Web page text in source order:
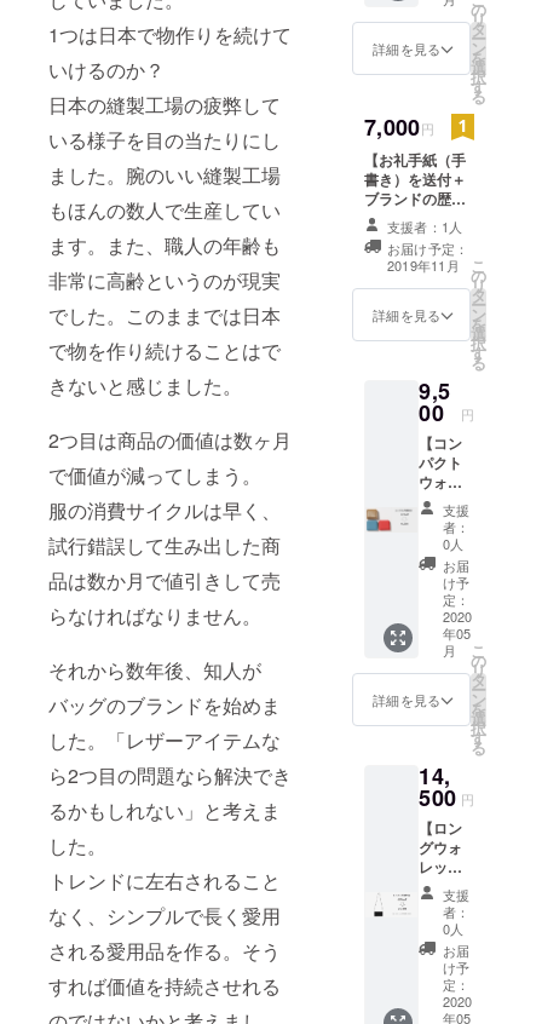
1つは日本で物作りを続けて
いけるのか？
日本の縫製工場の疲弊して
いる様子を目の当たりにし
ました。腕のいい縫製工場
もほんの数人で生産してい
ます。また、職人の年齢も
非常に高齢というのが現実
でした。このままでは日本
で物を作り続けることはで
きないと感じました。
2つ目は商品の価値は数ヶ月
で価値が減ってしまう。
服の消費サイクルは早く、
試行錯誤して生み出した商
品は数か月で値引きして売
らなければなりません。
それから数年後、知人が
バッグのブランドを始めま
した。「レザーアイテムな
ら2つ目の問題なら解決でき
るかもしれない」と考えま
した。
トレンドに左右されること
なく、シンプルで長く愛用
される愛用品を作る。そう
すれば価値を持続させれる
承していけ
るようにし
ていきま
2015年から
準備をして
きました。
事業化やブ
ランドを広
める活動な
どすること
はまだまだ
が、皆様の
お力をお貸
しいただけ
ればと思い
理由などを書い
活動への励みに
なります。
をご返
却まで
の間
ずっと
月額700
Aの商
品
1700円
→700円
レンタ
ル期間
が長く
なれば
長くな
るほど
お得で
CONSU
MERの
オンラ
インス
トアに
て）
（レン
タル開
始時の
送料が
有料の
ところ
→0円
返却時
のみご
ただき
ま
Eメール
の送付
●ブラン
ド歴史
に名前
を刻む
につい
支援
時、必
ず備考
欄にご
希望の
詳細を見る
の
リ
タ
ー
ン
を
選
択
す
る
7,000円
【お礼手紙（手
書き）を送付＋
ブランドの歴史
に名前を刻む】
お礼の手紙をお
送り致します。
加えてご支援い
ただきました支
援者様のお名前
ンド歴史に名前
を刻むについて
「※支援時、必ず
備考欄にご希望
のお名前(台帳に
名前を刻む為）
をご記入くださ
い。 名前を記載
してほしくない
場合はその旨ご
に、今回ご支援
したいと思って
いただだいた理
いただけると活
動への励みにな
支援者：1人
お届け予定：
2019年11月
詳細を見る
こ
の
リ
タ
ー
ン
を
選
択
す
る
9,5
00 円
【コン
パクト
ウォ
レッ
ト レ
ンタル
月額料
61％0ff
】 ●コ
ンパク
トウォ
レット
のレン
タル料
の間
ずっと
月額
1000円
状態Aの
商品
2600円
→1000
円 レン
タル期
間が長
くなれ
ば長く
支援
者：
0人
お届
け予
定：
2020
年05
月
詳細を見る
こ
の
リ
タ
ー
ン
を
選
択
す
る
14,
500 円
【ロン
グウォ
レッ
ト レ
ンタル
月額料
金
65％0ff
ング
支援
者：
0人
お届
け予
定：
2020
年05